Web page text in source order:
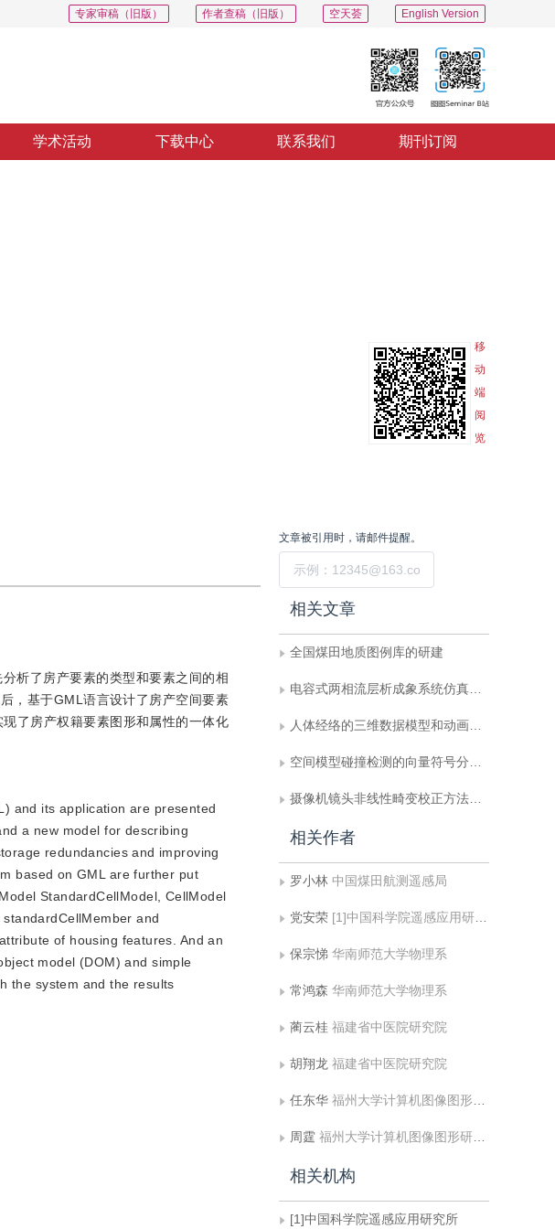
English Version
空天荟
作者查稿（旧版）
专家审稿（旧版）
学术活动 下载中心 联系我们 期刊订阅
移
动
端
阅
览
析了房产要素的类型和要素之间的相
，基于GML语言设计了房产空间要素
了房产权籍要素图形和属性的一体化
and its application are presented
a new model for describing
redundancies and improving
based on GML are further put
StandardCellModel, CellModel
and
of housing features. And an
model (DOM) and simple
the system and the results
文章被引用时，请邮件提醒。
相关文章
全国煤田地质图例库的研建
电容式两相流层析成象系统仿真研究
人体经络的三维数据模型和动画显示方法研究
空间模型碰撞检测的向量符号分析方法与实现
摄像机镜头非线性畸变校正方法综述
相关作者
罗小林 中国煤田航测遥感局
党安荣 [1]中国科学院遥感应用研究所
保宗悌 华南师范大学物理系
常鸿森 华南师范大学物理系
蔺云桂 福建省中医院研究院
胡翔龙 福建省中医院研究院
任东华 福州大学计算机图像图形研究所
周霆 福州大学计算机图像图形研究所
相关机构
[1]中国科学院遥感应用研究所